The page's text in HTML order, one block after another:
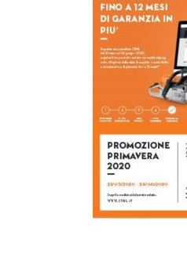
SCONTI NOVEMBRE
HUSQVARNA
ZAPI GARDEN
ORTO BIO –